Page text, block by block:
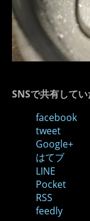
SNSで共有して
facebook
tweet
Google+
はてブ
LINE
Pocket
RSS
feedly